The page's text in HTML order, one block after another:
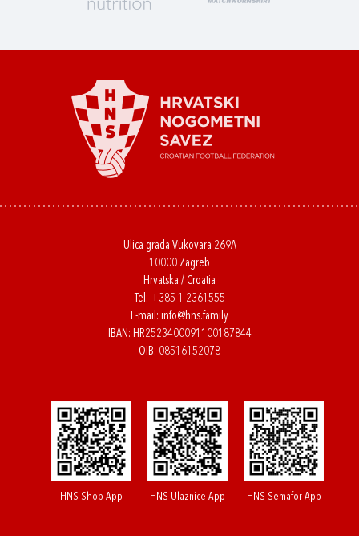
Ulica grada Vukovara 269A
10000 Zagreb
Hrvatska / Croatia
Tel: +385 1 2361555
E-mail: info@hns.family
IBAN: HR2523400091100187844
OIB: 08516152078
HNS Shop App HNS Ulaznice App HNS Semafor App